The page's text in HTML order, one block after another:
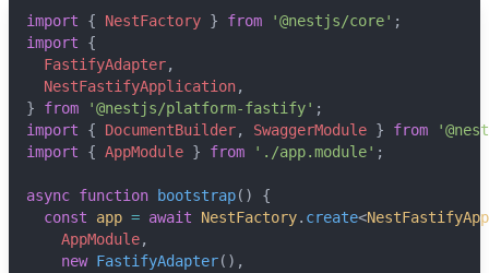
import { NestFactory } from '@nestjs/core' ;
import {
FastifyAdapter,
NestFastifyApplication,
} from '@nestjs/platform-fastify' ;
import { DocumentBuilder, SwaggerModule } from
import { AppModule } from './app.module' ;
async function bootstrap() {
const
app = await NestFactory. create<
AppModule,
new FastifyAdapter(),